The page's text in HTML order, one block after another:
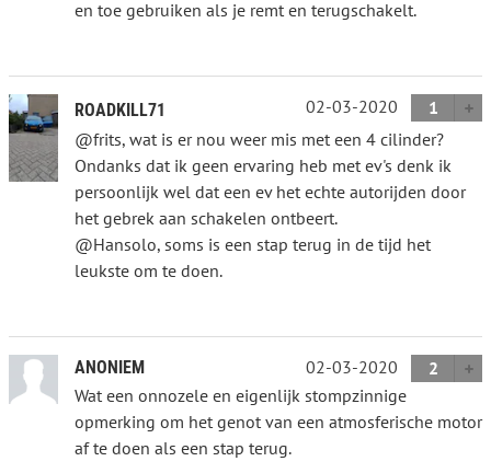
en toe gebruiken als je remt en terugschakelt.
ROADKILL71 02-03-2020
1
@frits, wat is er nou weer mis met een 4 cilinder?
Ondanks dat ik geen ervaring heb met ev's denk ik
persoonlijk wel dat een ev het echte autorijden door
het gebrek aan schakelen ontbeert.
@Hansolo, soms is een stap terug in de tijd het
leukste om te doen.
ANONIEM 02-03-2020
2
Wat een onnozele en eigenlijk stompzinnige
opmerking om het genot van een atmosferische motor
af te doen als een stap terug.